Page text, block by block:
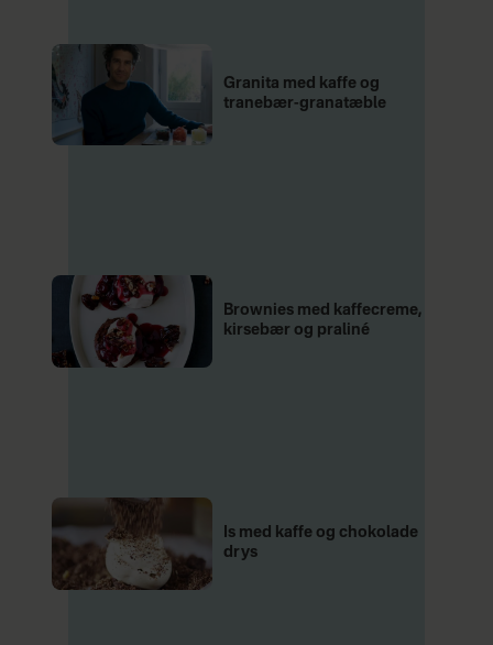
Granita med kaffe og
tranebær-granatæble
Brownies med kaffecreme,
kirsebær og praliné
Is med kaffe og chokolade
drys